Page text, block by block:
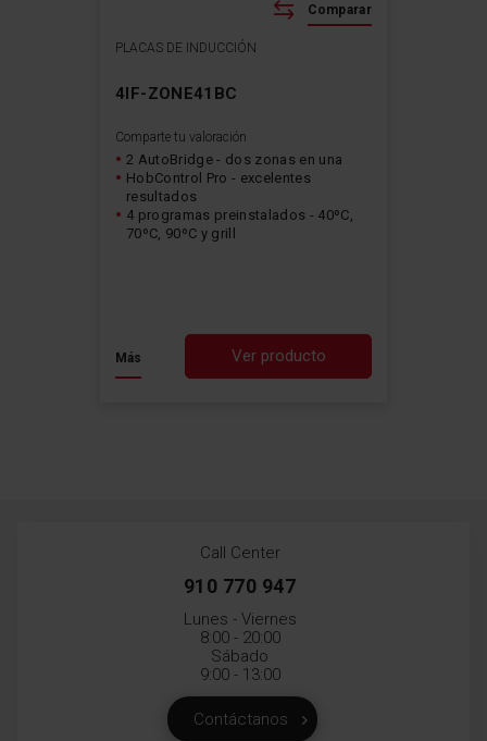
PLACAS DE INDUCCIÓN
4IF-ZONE41BC
Ver producto
Más
Comparte tu valoración
2 AutoBridge - dos zonas en una
HobControl Pro - excelentes
resultados
4 programas preinstalados - 40ºC,
70ºC, 90ºC y grill
Comparar
Call Center
910 770 947
Lunes - Viernes
8:00 - 20:00
Sábado
9:00 - 13:00
Contáctanos